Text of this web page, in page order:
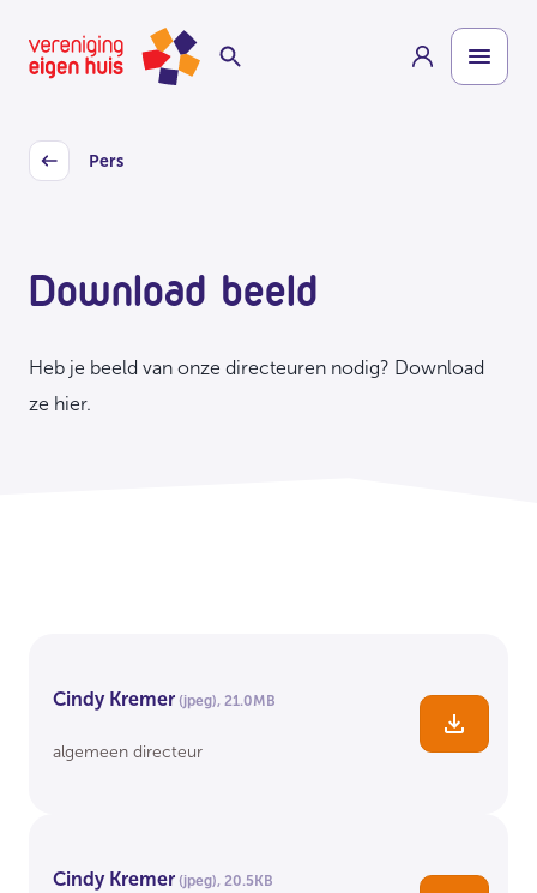
naar
hoofdinhoud
Homepage
Back
Pers
Download beeld
Heb je beeld van onze directeuren nodig? Download
ze hier.
Cindy Kremer (jpeg), 21.0MB
algemeen directeur
Cindy Kremer (jpeg), 20.5KB